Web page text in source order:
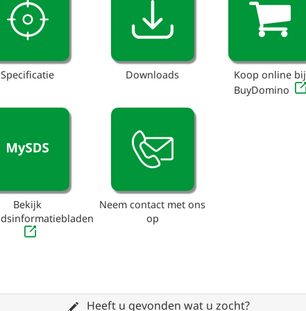
Specificatie Downloads
Koop online bij
BuyDomino
Bekijk
Neem contact met ons
op
Heeft u gevonden wat u zocht?